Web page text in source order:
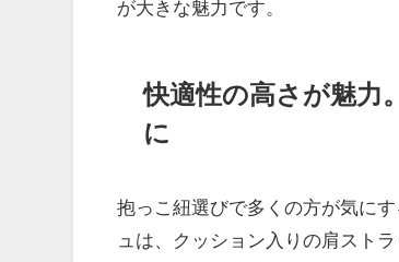
が大きな魅力です。
快適性の高さが魅力
に
抱っこ紐選びで多くの方が気にす
ュは、クッション入りの肩スト